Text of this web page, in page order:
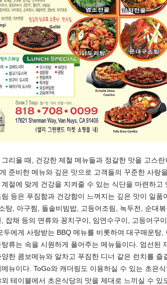
리울 때, 건강한 제철 메뉴들과 정갈한 맛을 고스
준비한 메뉴와 깊은 맛으로 고객들의 꾸준한 사랑
절에 맞게 건강을 지켜줄 수 있는 식단을 마련하고
등은 푸짐함과 건강함이 느껴지는 깊은 맛이 일품
탕, 아구찜, 돌솥비빔밥, 고등어조림, 녹두전, 순대
잡채 등의 면류와 꽁치구이, 임연수구이, 고등어구
두에게 사랑받는 BBQ 메뉴를 비롯하여 대구매운탕,
류는 속을 시원하게 풀어주는 메뉴들이다. 엄선된
한 콤보메뉴와 알차고 푸짐한 디너 같은 런치를 즐
뉴이다. ToGo와 캐더링도 이용하실 수 있는 초은
테이블에서 초은식당의 맛을 제대로 느끼실 수 있